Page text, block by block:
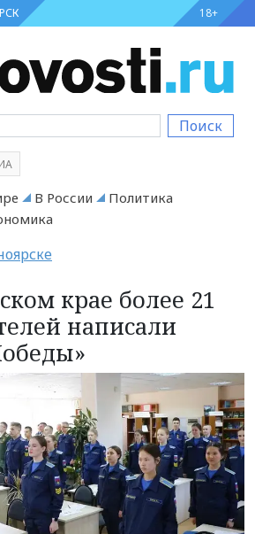
18+
Поиск
В России
Политика
крае более 21
написали